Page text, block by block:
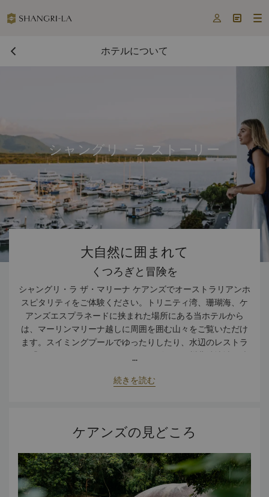
  
ホテルについて
シャングリ・ラ ストーリー
大自然に囲まれて
くつろぎと冒険を
シャングリ・ラ ザ・マリーナ ケアンズでオーストラリアンホ
スピタリティをご体験ください。トリニティ湾、珊瑚海、ケ
アンズエスプラネードに挟まれた場所にある当ホテルから
は、マーリンマリーナ越しに周囲を囲む山々をご覧いただけ
ます。スイミングプールでゆったりしたり、水辺のレストラ
ン「ザ・バックヤード」でクイーンズランド州北端地域の味
して当ホテルをご利用になり、この地域の世界的に有名なス
...
続きを読む
ケアンズの見どころ